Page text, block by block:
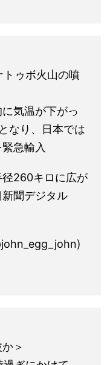
トゥボ火山の噴
気温が下がっ
なり、日本では
急輸入
径260キロに広が
聞デジタル
＞